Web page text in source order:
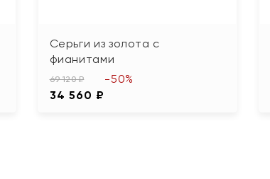
Серьги из золота с
фианитами
69 120 ₽
34 560 ₽
-50%